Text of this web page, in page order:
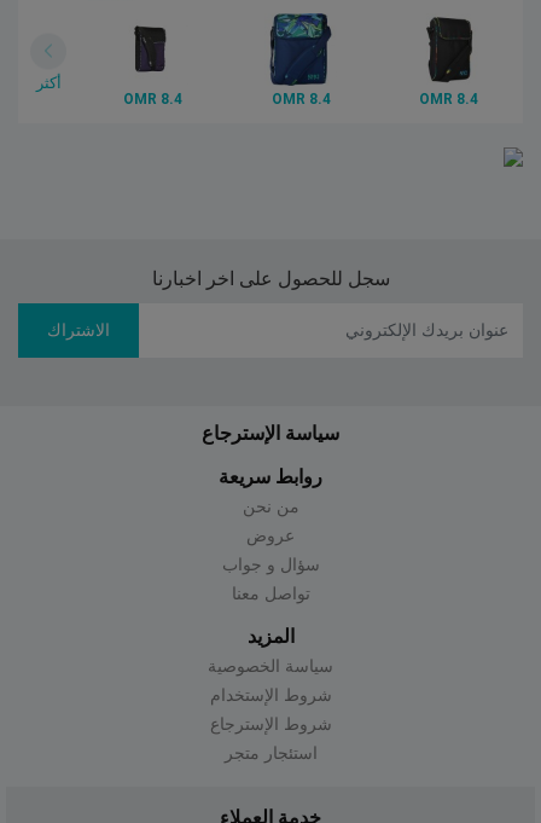
8.4 OMR
8.4 OMR
8.4 OMR
أكثر
سجل للحصول على اخر اخبارنا
الاشتراك
سياسة الإسترجاع
روابط سريعة
من نحن
عروض
سؤال و جواب
تواصل معنا
المزيد
سياسة الخصوصية
شروط الإستخدام
شروط الإسترجاع
استئجار متجر
خدمة العملاء